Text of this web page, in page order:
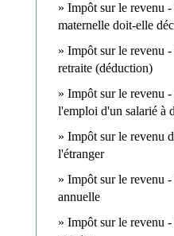
Impôt sur le revenu -
maternelle doit-elle
Impôt sur le revenu
retraite (déduction)
Impôt sur le revenu
l'emploi d'un salarié à
Impôt sur le revenu
l'étranger
Impôt sur le revenu
annuelle
Impôt sur le revenu